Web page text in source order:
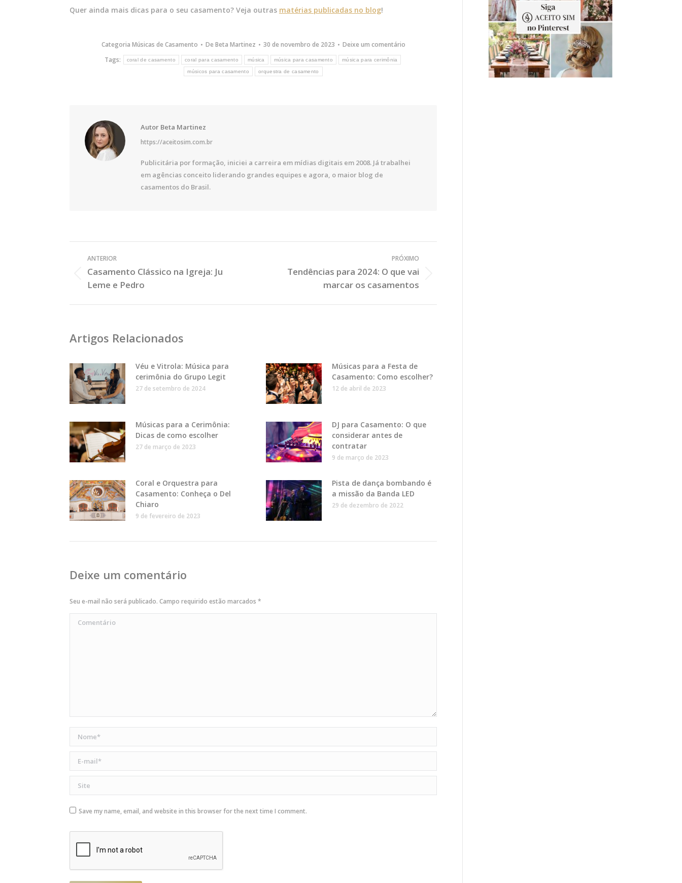
Quer ainda mais dicas para o seu casamento? Veja outras matérias publicadas no blog!
Categoria Músicas de Casamento De Beta Martinez 30 de novembro de 2023
Deixe um comentário
Tags:
coral de casamento coral para casamento música música para casamento música para cerimônia
músicos para casamento orquestra de casamento
Autor Beta Martinez
https://aceitosim.com.br
Publicitária por formação, iniciei a carreira em mídias digitais em 2008. Já trabalhei
em agências conceito liderando grandes equipes e agora, o maior blog de
casamentos do Brasil.
Posts
ANTERIOR
Post
Anterior:
Casamento Clássico na Igreja: Ju
Leme e Pedro
PRÓXIMO
Próximo
Tendências para 2024: O que vai
marcar os casamentos
Artigos Relacionados
Véu e Vitrola: Música para
cerimônia do Grupo Legit
27 de setembro de 2024
Músicas para a Festa de
Casamento: Como escolher?
12 de abril de 2023
Músicas para a Cerimônia:
Dicas de como escolher
27 de março de 2023
DJ para Casamento: O que
considerar antes de
contratar
9 de março de 2023
Coral e Orquestra para
Casamento: Conheça o Del
Chiaro
9 de fevereiro de 2023
Pista de dança bombando é
a missão da Banda LED
29 de dezembro de 2022
Deixe um comentário
Seu e-mail não será publicado. Campo requirido estão marcados *
Comentário
Nome *
E-mail *
Site
Save my name, email, and website in this browser for the next time I comment.